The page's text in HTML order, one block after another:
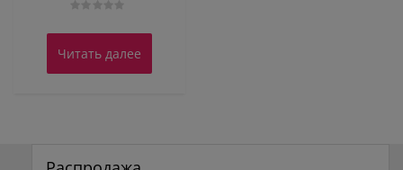
0
5
Читать далее